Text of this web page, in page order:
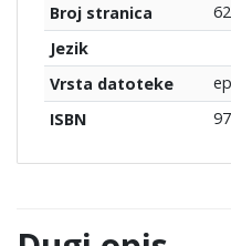
Broj stranica
62
Jezik
Vrsta datoteke
ISBN